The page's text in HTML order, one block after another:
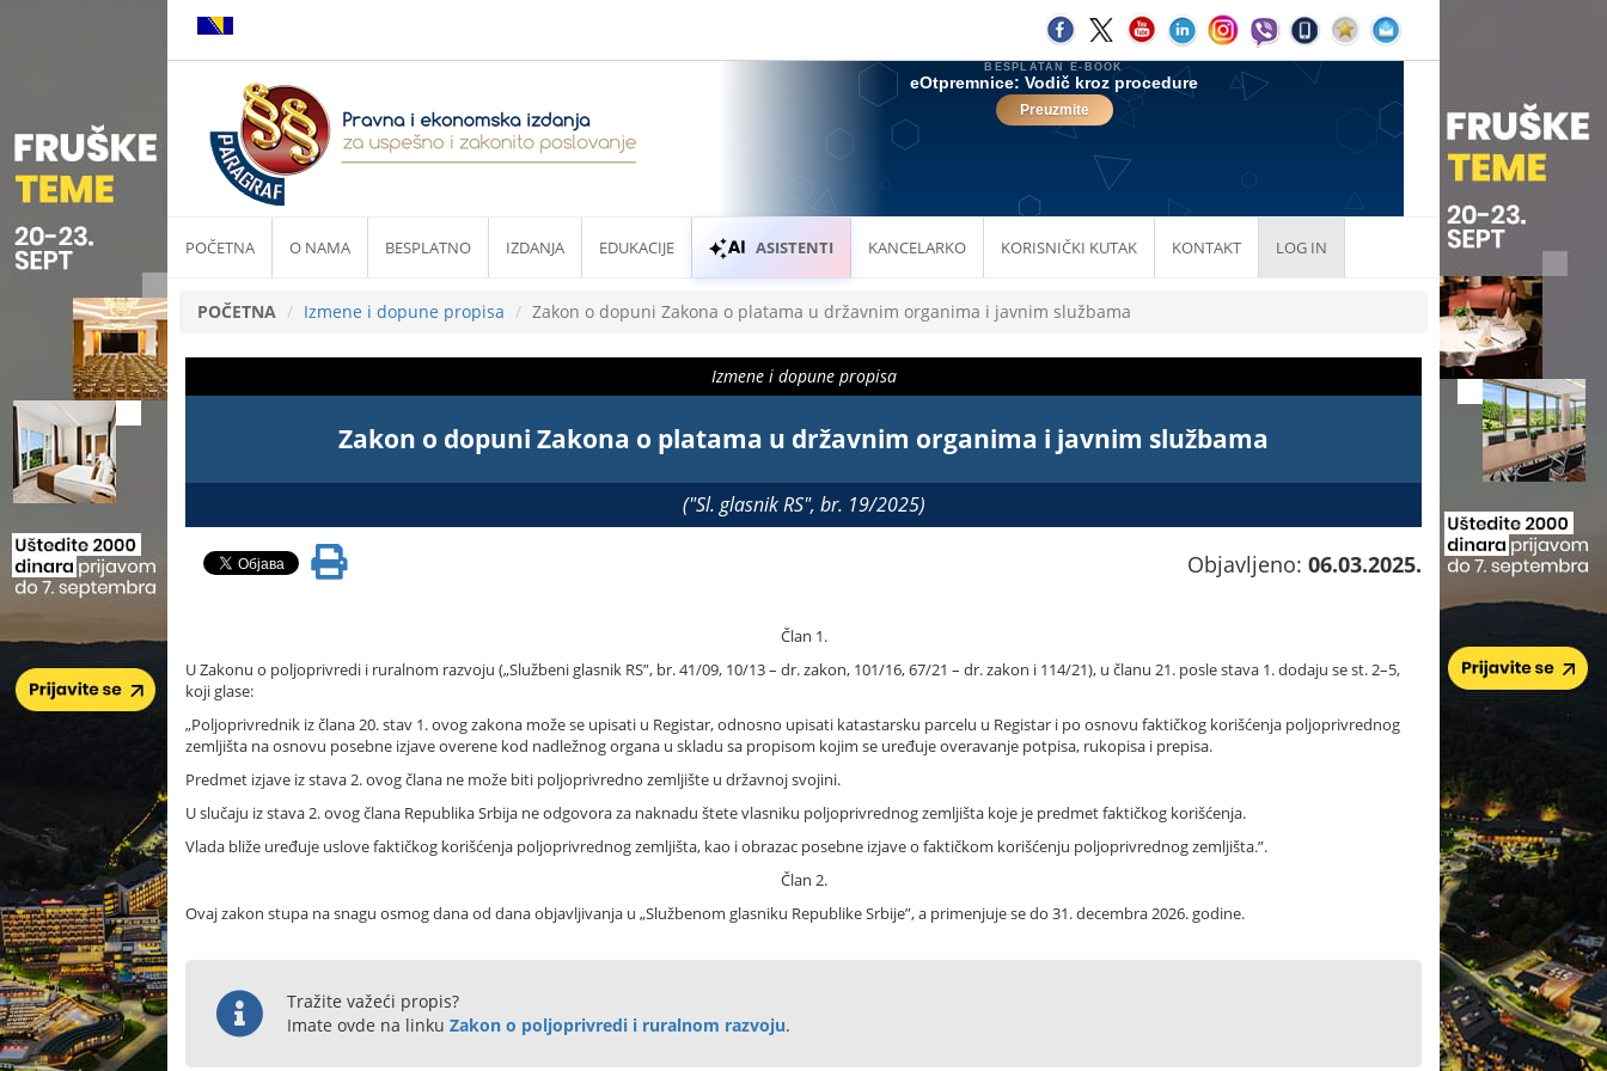
POČETNA O NAMA BESPLATNO IZDANJA EDUKACIJE ASISTENTI KANCELARKO KORISNIČKI KUTAK KONTAKT LOG IN
POČETNA Izmene i dopune propisa Zakon o dopuni Zakona o platama u državnim organima i javnim službama
Izmene i dopune propisa
Zakon o dopuni Zakona o platama u državnim organima i javnim službama
("Sl. glasnik RS", br. 19/2025)
Objavljeno: 06.03.2025.
Član 1.
U Zakonu o poljoprivredi i ruralnom razvoju („Službeni glasnik RS”, br. 41/09, 10/13 – dr. zakon, 101/16, 67/21 – dr. zakon i 114/21), u članu 21. posle stava 1. dodaju se st. 2–5,
koji glase:
„Poljoprivrednik iz člana 20. stav 1. ovog zakona može se upisati u Registar, odnosno upisati katastarsku parcelu u Registar i po osnovu faktičkog korišćenja poljoprivrednog
zemljišta na osnovu posebne izjave overene kod nadležnog organa u skladu sa propisom kojim se uređuje overavanje potpisa, rukopisa i prepisa.
Predmet izjave iz stava 2. ovog člana ne može biti poljoprivredno zemljište u državnoj svojini.
U slučaju iz stava 2. ovog člana Republika Srbija ne odgovora za naknadu štete vlasniku poljoprivrednog zemljišta koje je predmet faktičkog korišćenja.
Vlada bliže uređuje uslove faktičkog korišćenja poljoprivrednog zemljišta, kao i obrazac posebne izjave o faktičkom korišćenju poljoprivrednog zemljišta.”.
Član 2.
Ovaj zakon stupa na snagu osmog dana od dana objavljivanja u „Službenom glasniku Republike Srbije”, a primenjuje se do 31. decembra 2026. godine.
Tražite važeći propis?
Imate ovde na linku Zakon o poljoprivredi i ruralnom razvoju.